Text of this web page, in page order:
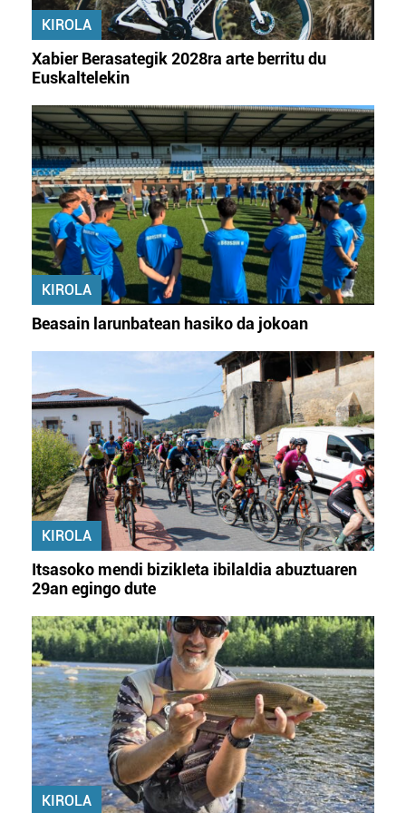
erabiltzeko baimen esplizitua ematen diguzu.Gehiago
irakurri
KIROLA
Xabier Berasategik 2028ra arte berritu du
Euskaltelekin
KIROLA
Beasain larunbatean hasiko da jokoan
KIROLA
Itsasoko mendi bizikleta ibilaldia abuztuaren
29an egingo dute
KIROLA